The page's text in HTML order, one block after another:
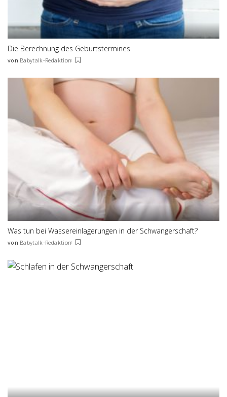
Die Berechnung des Geburtstermines
Posted
von Babytalk-Redaktion
Was tun bei Wassereinlagerungen in der Schwangerschaft?
Posted
von Babytalk-Redaktion